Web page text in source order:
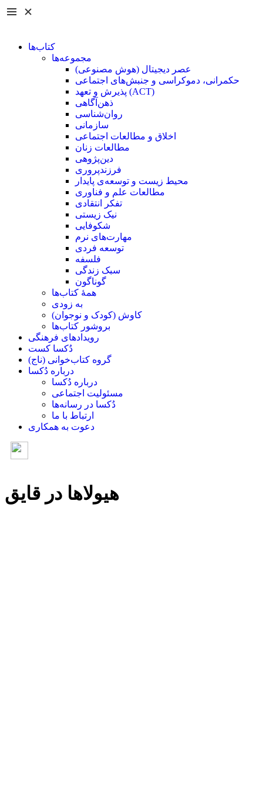
کتاب‌ها
مجموعه‌ها
عصر دیجیتال (هوش مصنوعی)
حکمرانی، دموکراسی و جنبش‌های اجتماعی
پذیرش و تعهد (ACT)
ذهن‌آگاهی
روان‌شناسی
سازمانی
اخلاق و مطالعات اجتماعی
مطالعات زنان
دین‌پژوهی
فرزند‌پروری
محیط زیست و توسعه‌ی پایدار
مطالعات علم و فناوری
تفکر انتقادی
نیک زیستی
شکوفایی
مهارت‌های نرم
توسعه فردی
فلسفه
سبک زندگی
گوناگون
همۀ کتاب‌ها
به زودی
کاوش (کودک و ‌نوجوان)
بروشور کتاب‌ها
رویدادهای فرهنگی
دُکسا کست
گروه کتاب‌خوانی (ناج)
درباره دُکسا
درباره دُکسا
مسئولیت اجتماعی
دُکسا در رسانه‌ها
ارتباط با ما
دعوت به همکاری
هیولاها در قایق